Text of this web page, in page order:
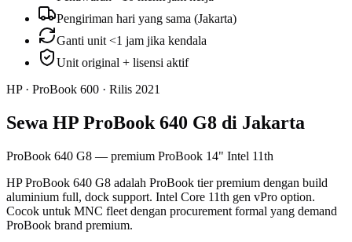
Pengiriman hari yang sama (Jakarta)
Ganti unit <1 jam jika kendala
Unit original + lisensi aktif
HP· ProBook 600 · Rilis 2021
Sewa HP ProBook 640 G8 di Jakarta
ProBook 640 G8 — premium ProBook 14" Intel 11th
HP ProBook 640 G8 adalah ProBook tier premium dengan build
aluminium full, dock support. Intel Core 11th gen vPro option.
Cocok untuk MNC fleet dengan procurement formal yang demand
ProBook brand premium.